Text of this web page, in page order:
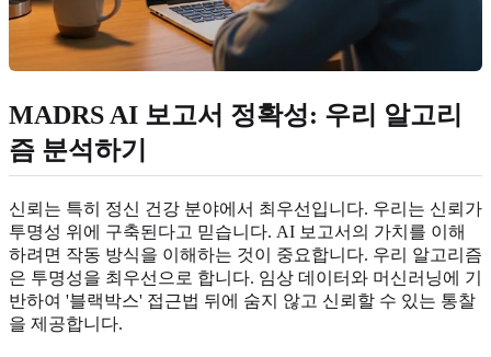
MADRS AI 보고서 정확성: 우리 알고리
즘 분석하기
신뢰는 특히 정신 건강 분야에서 최우선입니다. 우리는 신뢰가
투명성 위에 구축된다고 믿습니다. AI 보고서의 가치를 이해
하려면 작동 방식을 이해하는 것이 중요합니다. 우리 알고리즘
은 투명성을 최우선으로 합니다. 임상 데이터와 머신러닝에 기
반하여 '블랙박스' 접근법 뒤에 숨지 않고 신뢰할 수 있는 통찰
을 제공합니다.